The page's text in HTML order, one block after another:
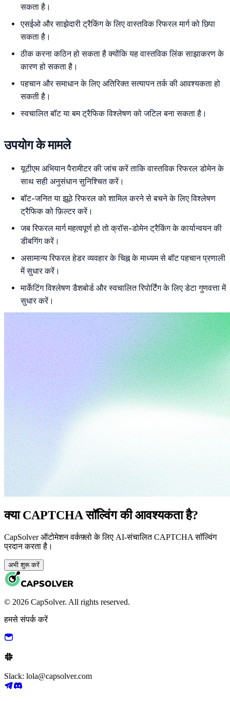
सकता है।
एसईओ और साझेदारी ट्रैकिंग के लिए वास्तविक रिफरल मार्ग को छिपा
सकता है।
ठीक करना कठिन हो सकता है क्योंकि यह वास्तविक लिंक साझाकरण के
कारण हो सकता है।
पहचान और समाधान के लिए अतिरिक्त सत्यापन तर्क की आवश्यकता हो
सकती है।
स्वचालित बॉट या बम ट्रैफिक विश्लेषण को जटिल बना सकता है।
उपयोग के मामले
यूटीएम अभियान पैरामीटर की जांच करें ताकि वास्तविक रिफरल डोमेन के
साथ सही अनुसंधान सुनिश्चित करें।
बॉट-जनित या झूठे रिफरल को शामिल करने से बचने के लिए विश्लेषण
ट्रैफिक को फ़िल्टर करें।
जब रिफरल मार्ग महत्वपूर्ण हो तो क्रॉस-डोमेन ट्रैकिंग के कार्यान्वयन की
डीबगिंग करें।
असामान्य रिफरल हेडर व्यवहार के चिह्न के माध्यम से बॉट पहचान प्रणाली
में सुधार करें।
मार्केटिंग विश्लेषण डैशबोर्ड और स्वचालित रिपोर्टिंग के लिए डेटा गुणवत्ता में
सुधार करें।
क्या CAPTCHA सॉल्विंग की आवश्यकता है?
CapSolver ऑटोमेशन वर्कफ़्लो के लिए AI-संचालित CAPTCHA सॉल्विंग
प्रदान करता है।
अभी शुरू करें
© 2026 CapSolver. All rights reserved.
हमसे संपर्क करें
Slack: lola@capsolver.com